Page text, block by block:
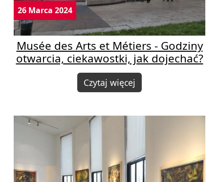
26 Marca 2024
Musée des Arts et Métiers - Godziny
otwarcia, ciekawostki, jak dojechać?
Czytaj więcej